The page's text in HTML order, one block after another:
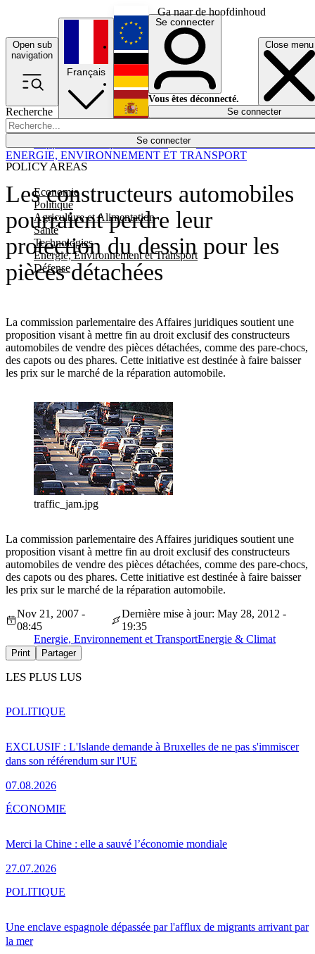
Ga naar de hoofdinhoud
Open sub
navigation
Close menu
Recherche
Se connecter
POLICY AREAS
Economie
Politique
Agriculture et Alimentation
Santé
Technologies
Energie, Environnement et Transport
Défense
Économie
Français
English
Deutsch
Español
Se connecter
Vous êtes déconnecté.
Se connecter
Les constructeurs automobiles
pourraient perdre leur
protection du dessin pour les
pièces détachées
La commission parlementaire des Affaires juridiques soutient une
proposition visant à mettre fin au droit exclusif des constructeurs
automobiles de vendre des pièces détachées, comme des pare-chocs,
des capots ou des phares. Cette initiative est destinée à faire baisser
les prix sur le marché de la réparation automobile.
ENERGIE, ENVIRONNEMENT ET TRANSPORT
traffic_jam.jpg
La commission parlementaire des Affaires juridiques soutient une
proposition visant à mettre fin au droit exclusif des constructeurs
automobiles de vendre des pièces détachées, comme des pare-chocs,
des capots ou des phares. Cette initiative est destinée à faire baisser
les prix sur le marché de la réparation automobile.
Nov 21, 2007 -
08:45
Dernière mise à jour: May 28, 2012 -
19:35
Energie, Environnement et TransportEnergie & Climat
Print Partager
LES PLUS LUS
EXCLUSIF : L'Islande demande à Bruxelles de ne pas s'immiscer
dans son référendum sur l'UE
07.08.2026
POLITIQUE
Merci la Chine : elle a sauvé l’économie mondiale
27.07.2026
ÉCONOMIE
Une enclave espagnole dépassée par l'afflux de migrants arrivant par
la mer
POLITIQUE